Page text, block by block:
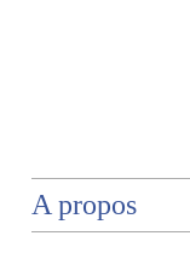
A propos